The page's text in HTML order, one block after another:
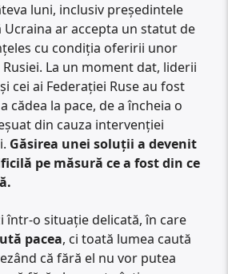
luni, inclusiv președintele
Ucraina ar accepta un statut de
cu condiția oferirii unor
La un moment dat, liderii
cei ai Federației Ruse au fost
cădea la pace, de a încheia o
din cauza intervenției
Găsirea unei soluții a devenit
pe măsură ce a fost din ce
într-o situație delicată, în care
pacea, ci toată lumea caută
că fără el nu vor putea